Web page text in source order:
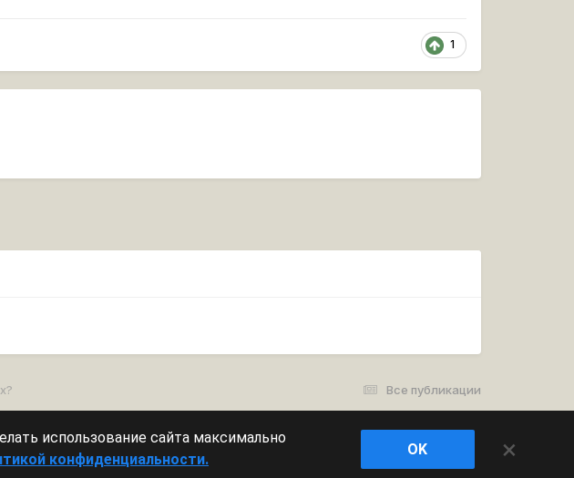
1
Все публикации
Игры
Community
использование сайта максимально
конфиденциальности.
OK ×